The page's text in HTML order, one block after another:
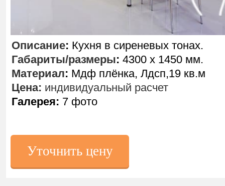
Описание: Кухня в сиреневых тонах.
Габариты/размеры: 4300 х 1450 мм.
Материал: Мдф плёнка, Лдсп,19 кв.м
Цена: индивидуальный расчет
Галерея: 7 фото
Уточнить цену